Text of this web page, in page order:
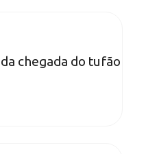
chegada do tufão